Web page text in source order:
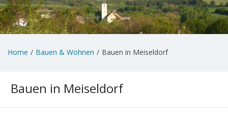
Home Bauen & Wohnen Bauen in Meiseldorf
Bauen in Meiseldorf